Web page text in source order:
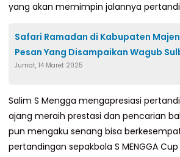
yang akan memimpin jalannya
Safari Ramadan di Kabupaten
Pesan Yang Disampaikan Wagub
Jumat, 14 Maret 2025
Salim S Mengga mengapresiasi
ajang meraih prestasi dan pencarian
pun mengaku senang bisa
pertandingan sepakbola S MENGGA